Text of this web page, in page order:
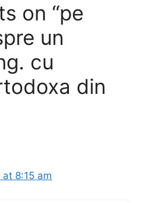
on “pe
un
cu
din
8:15 am